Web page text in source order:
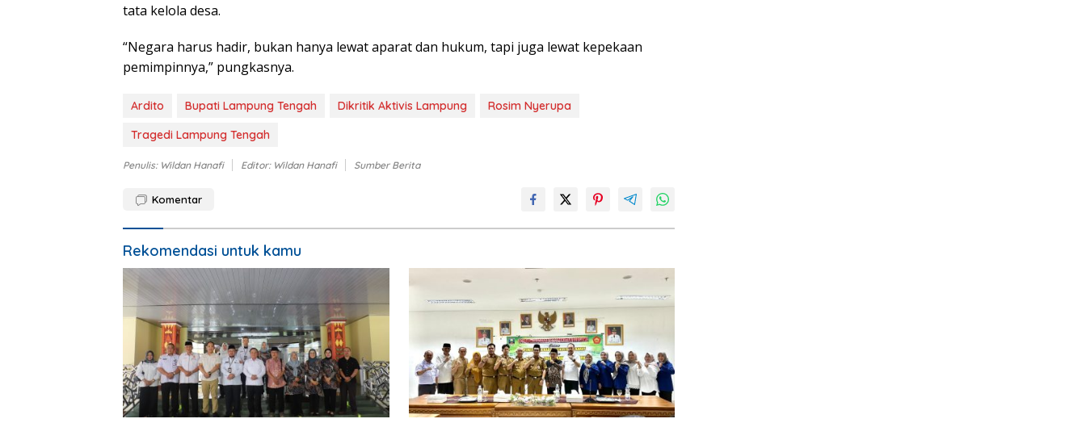
tata kelola desa.
“Negara harus hadir, bukan hanya lewat aparat dan hukum, tapi juga lewat kepekaan
pemimpinnya,” pungkasnya.
Ardito Bupati Lampung Tengah Dikritik Aktivis Lampung
Rosim Nyerupa
Tragedi Lampung Tengah
Penulis: Wildan Hanafi Editor: Wildan Hanafi Sumber Berita
Komentar
Rekomendasi untuk kamu